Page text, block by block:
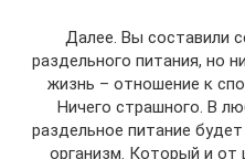
Далее. Вы составили
раздельного питания, но
жизнь – отношение к
Ничего страшного. В
раздельное питание
организм. Который и от